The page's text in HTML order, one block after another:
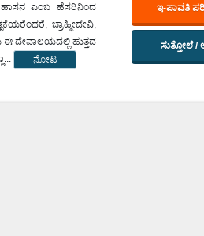
ಹಾಸನ ಎಂಬ ಹೆಸರಿನಿಂದ
ಬ್ರಾಹ್ಮೀದೇವಿ,
ಈ ದೇವಾಲಯದಲ್ಲಿ ಹುತ್ತದ
ನೋಟ
ಇ-ಪಾವತಿ
ಸುತ್ತೋಲೆ /